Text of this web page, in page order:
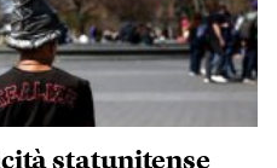
statunitense